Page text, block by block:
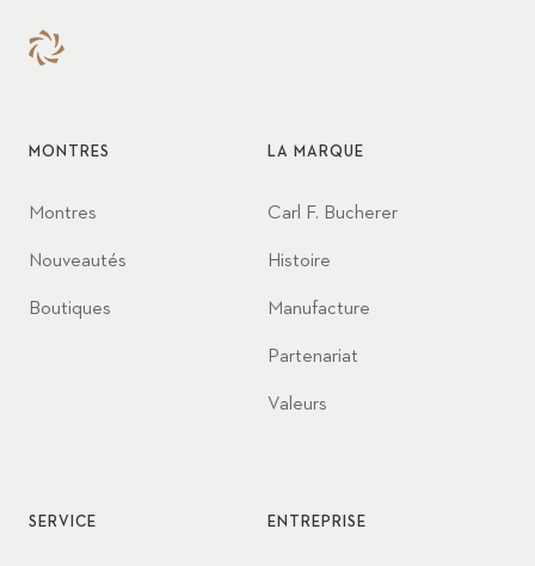
MONTRES
Montres
Nouveautés
Boutiques
LA MARQUE
Carl F. Bucherer
Histoire
Manufacture
Partenariat
Valeurs
SERVICE ENTREPRISE